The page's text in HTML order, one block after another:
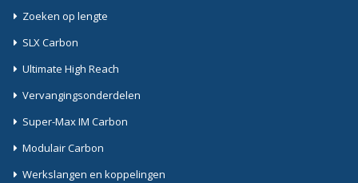
Zoeken op lengte
SLX Carbon
Ultimate High Reach
Vervangingsonderdelen
Super-Max IM Carbon
Modulair Carbon
Werkslangen en koppelingen